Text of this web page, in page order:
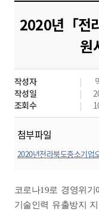
2020년「전
원
작성자
작성일
조회수
첨부파일
2020년전라북도중소기
코로나19로 경영위
기술인력 유출방지